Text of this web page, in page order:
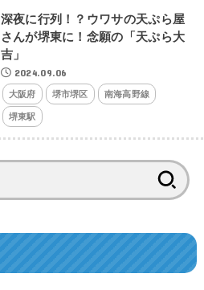
深夜に行列！？ウワサの天ぷら屋
さんが堺東に！念願の「天ぷら大
吉」
2024.09.06
大阪府 堺市堺区 南海高野線
堺東駅
索: